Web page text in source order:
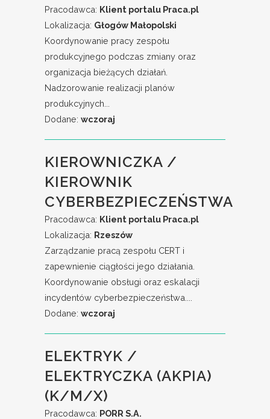
Pracodawca: Klient portalu Praca.pl
Lokalizacja: Głogów Małopolski
Koordynowanie pracy zespołu
produkcyjnego podczas zmiany oraz
organizacja bieżących działań.
Nadzorowanie realizacji planów
produkcyjnych...
Dodane: wczoraj
KIEROWNICZKA /
KIEROWNIK
CYBERBEZPIECZEŃSTWA
Pracodawca: Klient portalu Praca.pl
Lokalizacja: Rzeszów
Zarządzanie pracą zespołu CERT i
zapewnienie ciągłości jego działania.
Koordynowanie obsługi oraz eskalacji
incydentów cyberbezpieczeństwa....
Dodane: wczoraj
ELEKTRYK /
ELEKTRYCZKA (AKPIA)
(K/M/X)
Pracodawca: PORR S.A.